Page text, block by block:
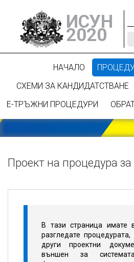
ИСУН
2020
НАЧАЛО
СХЕМИ ЗА КАНДИДАТСТВАНЕ
Е-ТРЪЖНИ ПРОЦЕДУРИ
Проект на процедура
В тази страница имате
разгледате
други проектни
външен за